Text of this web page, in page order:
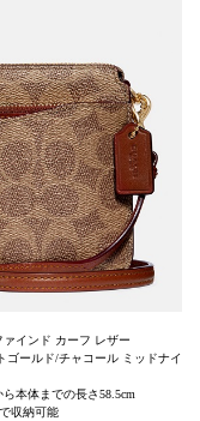
インド カーフ レザー
ールド/チャコール ミッドナイ
本体までの長さ58.5cm
収納可能